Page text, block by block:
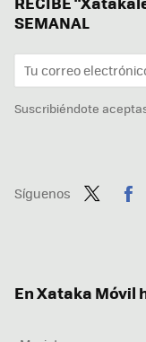
SEMANAL
Suscribiéndote
Síguenos
En Xataka Móvil